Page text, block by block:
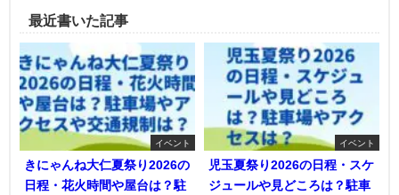
最近書いた記事
イベント
きにゃんね大仁夏祭り2026の
日程・花火時間や屋台は？駐
イベント
児玉夏祭り2026の日程・スケ
ジュールや見どころは？駐車